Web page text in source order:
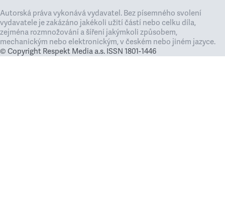
Autorská práva vykonává vydavatel. Bez písemného svolení
vydavatele je zakázáno jakékoli užití částí nebo celku díla,
zejména rozmnožování a šíření jakýmkoli způsobem,
mechanickým nebo elektronickým, v českém nebo jiném jazyce.
© Copyright Respekt Media a.s. ISSN 1801-1446